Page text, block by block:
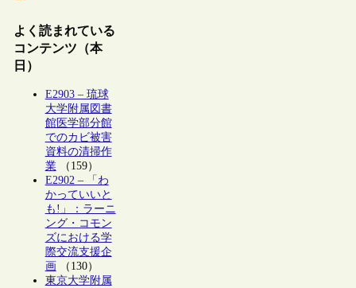
よく読まれている
コンテンツ（本
日）
E2903 – 琉球
大学附属図書
館医学部分館
でのカビ被害
資料の清掃作
業（159）
E2902 – 「わ
かっていいと
も!」：ラーニ
ング・コモン
ズにおける学
際交流支援企
画 （130）
東京大学附属